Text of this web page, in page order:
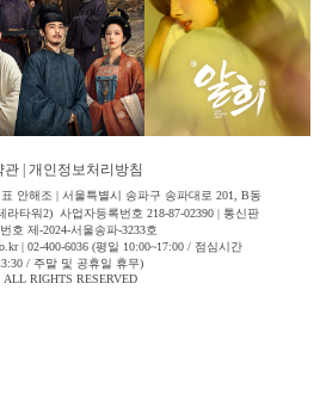
관 개인정보처리방침
안해조 | 서울특별시 송파구 송파대로 201, B동
라타워2) 사업자등록번호 218-87-02390 | 통신판
호 제-2024-서울송파-3233호
| 02-400-6036 (평일 10:00~17:00 / 점심시간
/ 주말 및 공휴일 휴무)
ALL RIGHTS RESERVED